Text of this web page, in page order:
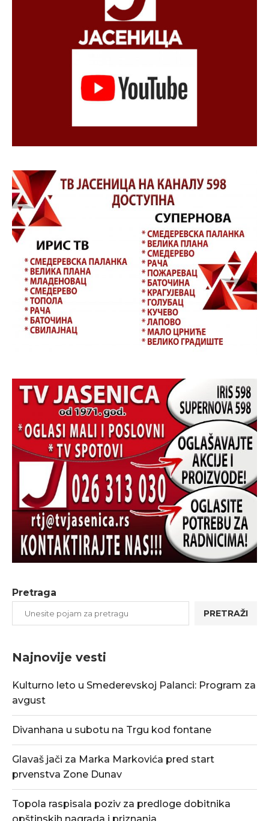
Pretraga
PRETRAŽI
Najnovije vesti
Kulturno leto u Smederevskoj Palanci: Program za
avgust
Divanhana u subotu na Trgu kod fontane
Glavaš jači za Marka Markovića pred start
prvenstva Zone Dunav
Topola raspisala poziv za predloge dobitnika